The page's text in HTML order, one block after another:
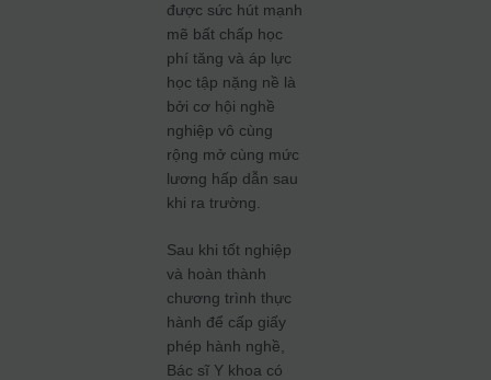
được sức hút mạnh
mẽ bất chấp học
phí tăng và áp lực
học tập nặng nề là
bởi cơ hội nghề
nghiệp vô cùng
rộng mở cùng mức
lương hấp dẫn sau
khi ra trường.
Sau khi tốt nghiệp
và hoàn thành
chương trình thực
hành để cấp giấy
phép hành nghề,
Bác sĩ Y khoa có